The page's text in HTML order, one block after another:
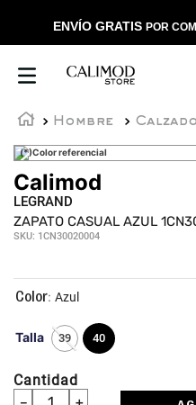
ENVÍO GRATIS POR
Hombre Calzado
(*)Color referencial
Calimod
LEGRAND
ZAPATO CASUAL AZUL
SKU: 1CN30020004
Talla 39 40
: Azul
Cantidad
＋
－